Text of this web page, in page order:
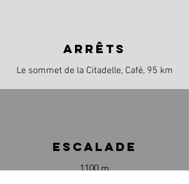
arrêts
Le sommet de la Citadelle, Café, 95 km
escalade
1100 m